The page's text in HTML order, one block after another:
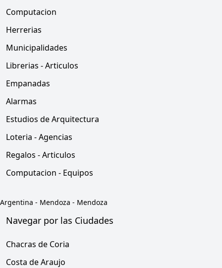
Computacion
Herrerias
Municipalidades
Librerias - Articulos
Empanadas
Alarmas
Estudios de Arquitectura
Loteria - Agencias
Regalos - Articulos
Computacion - Equipos
Argentina - Mendoza - Mendoza
Navegar por las Ciudades
Chacras de Coria
Costa de Araujo